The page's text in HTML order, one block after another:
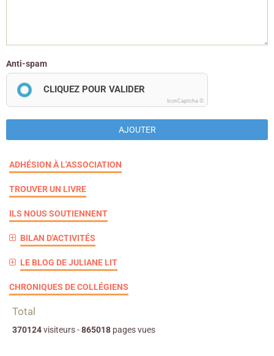
Anti-spam
CLIQUEZ POUR VALIDER
IconCaptcha ©
AJOUTER
ADHÉSION À L'ASSOCIATION
TROUVER UN LIVRE
ILS NOUS SOUTIENNENT
BILAN D'ACTIVITÉS
LE BLOG DE JULIANE LIT
CHRONIQUES DE COLLÉGIENS
Total
370124visiteurs -865018 pages vues